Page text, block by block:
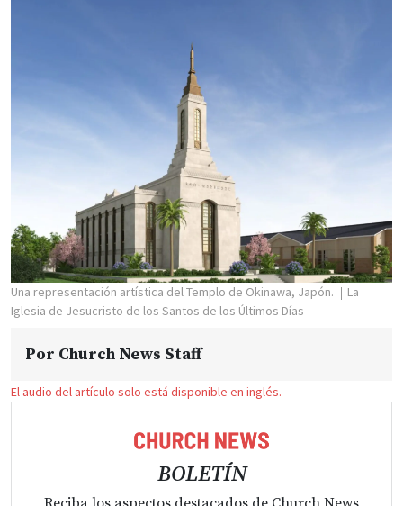
Una representación artística del Templo de Okinawa, Japón.
La
Iglesia de Jesucristo de los Santos de los Últimos Días
Por Church News Staff
El audio del artículo solo está disponible en inglés.
BOLETÍN